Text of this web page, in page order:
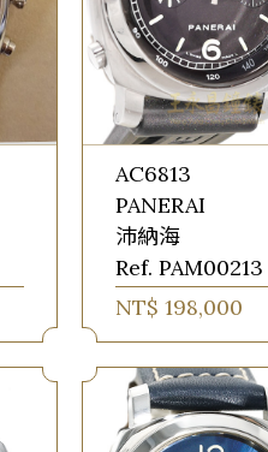
AC6813
PANERAI
沛納海
Ref. PAM00213
NT$ 198,000